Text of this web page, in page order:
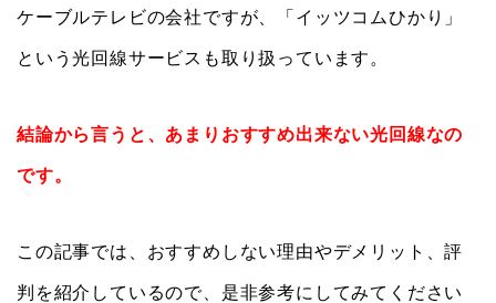
ケーブルテレビの会社ですが、「イッツコムひかり」
という光回線サービスも取り扱っています。
結論から言うと、あまりおすすめ出来ない光回線なの
です。
この記事では、おすすめしない理由やデメリット、評
判を紹介しているので、是非参考にしてみてください